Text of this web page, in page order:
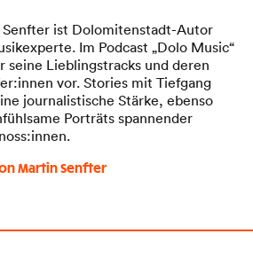
ist Dolomitenstadt-Autor
Im Podcast „Dolo Music“
seine Lieblingstracks und deren
vor. Stories mit Tiefgang
journalistische Stärke, ebenso
Porträts spannender
Martin Senfter